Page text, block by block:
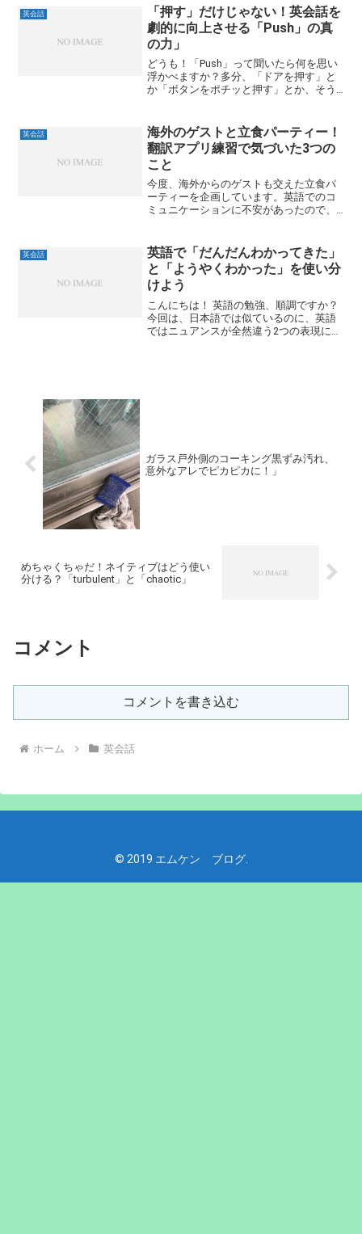
を見たときに、それを自分の言葉でやさ
しく言い換えること”...
英会話
「押す」だけじゃない！英会話を
劇的に向上させる「Push」の真
の力」
どうも！「Push」って聞いたら何を思い
浮かべますか？多分、「ドアを押す」と
か「ボタンをポチッと押す」とか、そう
「Push」をその意味だけで使っているな
ら、超もったいないです...
英会話
海外のゲストと立食パーティー！
翻訳アプリ練習で気づいた3つの
こと
今度、海外からのゲストも交えた立食パ
ーティーを企画しています。英語でのコ
ミュニケーションに不安があったので、
すが、「ただアプリに話しかけるだけ」
では、思ったように会話...
英会話
英語で「だんだんわかってきた」
と「ようやくわかった」を使い分
けよう
こんにちは！ 英語の勉強、順調ですか？
今回は、日本語では似ているのに、英語
ではニュアンスが全然違う2つの表現につ
ガラス戸外側のコーキング黒ずみ汚れ、
意外なアレでピカピカに！」
めちゃくちゃだ！ネイティブはどう使い
分ける？「turbulent」と「chaotic」
コメント
コメントを書き込む
ホーム 英会話
© 2019 エムケン ブログ.